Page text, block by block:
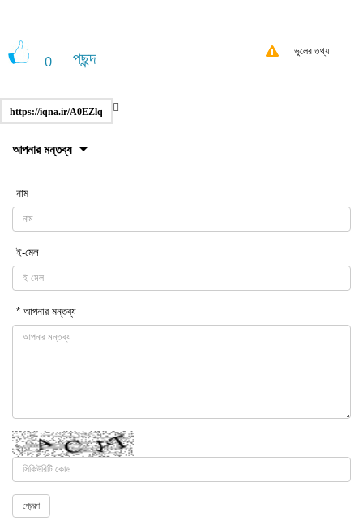
0 পছন্দ ভুলের তথ্য
https://iqna.ir/A0EZlq
আপনার মন্তব্য
নাম
ই-মেল
* আপনার মন্তব্য